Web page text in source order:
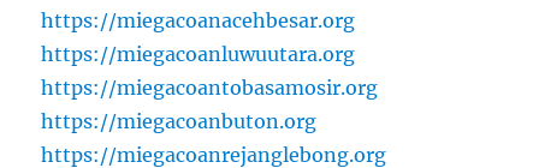
https://miegacoanacehbesar.org
https://miegacoanluwuutara.org
https://miegacoantobasamosir.org
https://miegacoanbuton.org
https://miegacoanrejanglebong.org